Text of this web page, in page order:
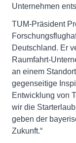
Unternehmen
TUM-Präsident
Deutschland. Er
Raumfahrt-
an einem
gegenseitige
Entwicklung von
wir die
geben der
Zukunft.“